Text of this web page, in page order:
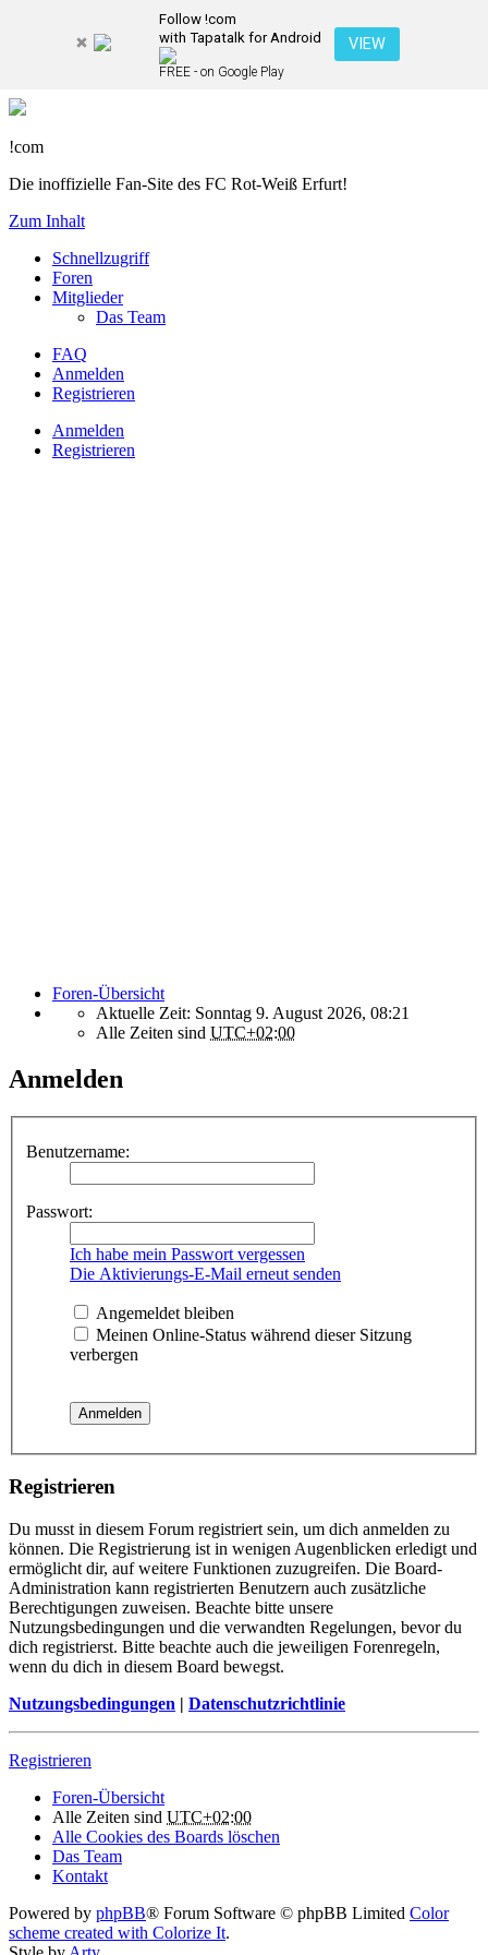
Follow !com
with Tapatalk for Android
FREE - on Google Play
VIEW
!com
Die inoffizielle Fan-Site des FC Rot-Weiß Erfurt!
Zum Inhalt
Schnellzugriff
Foren
Mitglieder
Das Team
FAQ
Anmelden
Registrieren
Anmelden
Registrieren
Foren-Übersicht
Aktuelle Zeit: Sonntag 9. August 2026, 08:21
Alle Zeiten sind UTC+02:00
Anmelden
Benutzername:
Passwort:
Ich habe mein Passwort vergessen
Die Aktivierungs-E-Mail erneut senden
Angemeldet bleiben
Meinen Online-Status während dieser Sitzung
verbergen
Registrieren
Du musst in diesem Forum registriert sein, um dich anmelden zu
können. Die Registrierung ist in wenigen Augenblicken erledigt und
ermöglicht dir, auf weitere Funktionen zuzugreifen. Die Board-
Administration kann registrierten Benutzern auch zusätzliche
Berechtigungen zuweisen. Beachte bitte unsere
Nutzungsbedingungen und die verwandten Regelungen, bevor du
dich registrierst. Bitte beachte auch die jeweiligen Forenregeln,
wenn du dich in diesem Board bewegst.
Nutzungsbedingungen | Datenschutzrichtlinie
Registrieren
Foren-Übersicht
Alle Zeiten sind UTC+02:00
Alle Cookies des Boards löschen
Das Team
Kontakt
Powered by phpBB® Forum Software © phpBB Limited Color
scheme created with Colorize It.